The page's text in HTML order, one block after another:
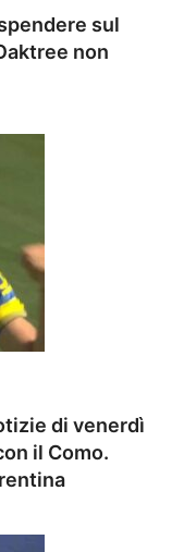
sul
non
di venerdì
il Como.